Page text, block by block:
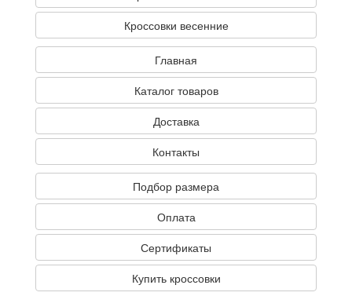
Кроссовки весенние
Главная
Каталог товаров
Доставка
Контакты
Подбор размера
Оплата
Сертификаты
Купить кроссовки